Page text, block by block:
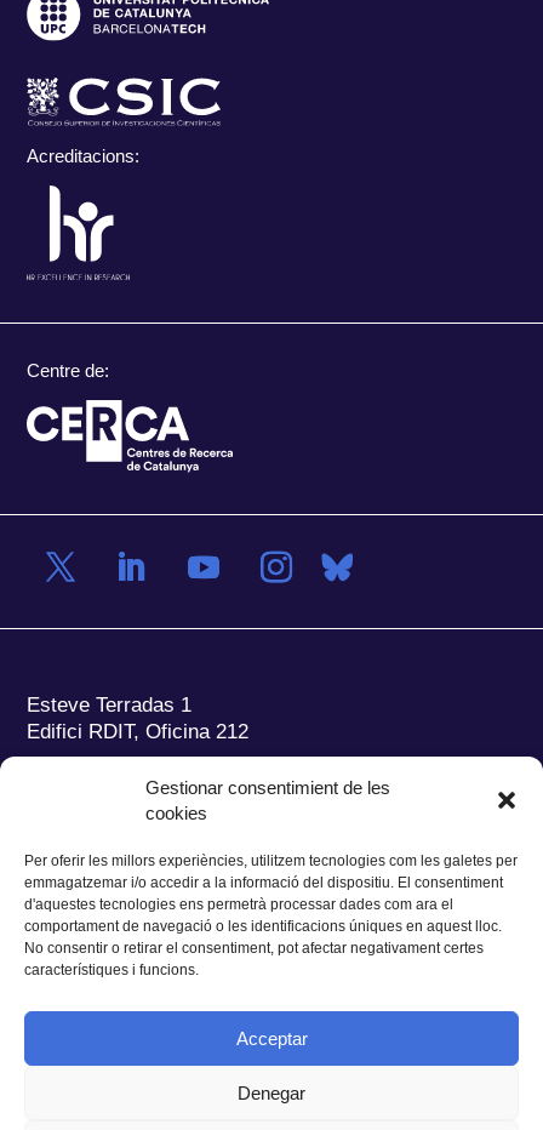
Gestionar consentimient de les
cookies
Per oferir les millors experiències, utilitzem tecnologies com les galetes per
emmagatzemar i/o accedir a la informació del dispositiu. El consentiment
d'aquestes tecnologies ens permetrà processar dades com ara el
comportament de navegació o les identificacions úniques en aquest lloc.
No consentir o retirar el consentiment, pot afectar negativament certes
característiques i funcions.
Acceptar
Denegar
Acreditacions:
Centre de:
Esteve Terradas 1
Edifici RDIT, Oficina 212
Parc Mediterrani de la Tecnologia (PMT)
del Baix Llobregat – UPC
Tel.:+34 93 280 2088
Fax:+34 93 280 6395
E-mail:ieec@ieec.cat
CONTACTE